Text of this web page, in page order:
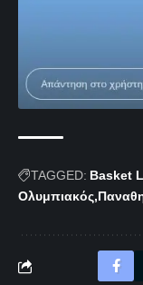
TAGGED: Basket
Ολυμπιακός